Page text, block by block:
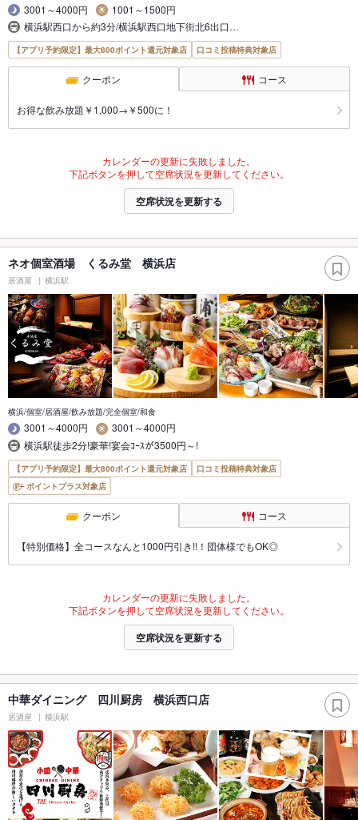
3001～4000円
1001～1500円
横浜駅西口から約3分/横浜駅西口地下街北6出口…
【アプリ予約限定】最大800ポイント還元対象店 口コミ投稿特典対象店
クーポン コース
お得な飲み放題￥1,000→￥500に！
カレンダーの更新に失敗しました。
下記ボタンを押して空席状況を更新してください。
空席状況を更新する
ネオ個室酒場 くるみ堂 横浜店
居酒屋 横浜駅
横浜/個室/居酒屋/飲み放題/完全個室/和食
3001～4000円
3001～4000円
横浜駅徒歩2分!豪華!宴会ｺｰｽが3500円～!
【アプリ予約限定】最大800ポイント還元対象店
口コミ投稿特典対象店
ポイントプラス対象店
クーポン コース
【特別価格】全コースなんと1000円引き!!！団体様でもOK◎
カレンダーの更新に失敗しました。
下記ボタンを押して空席状況を更新してください。
空席状況を更新する
中華ダイニング 四川厨房 横浜西口店
居酒屋 横浜駅